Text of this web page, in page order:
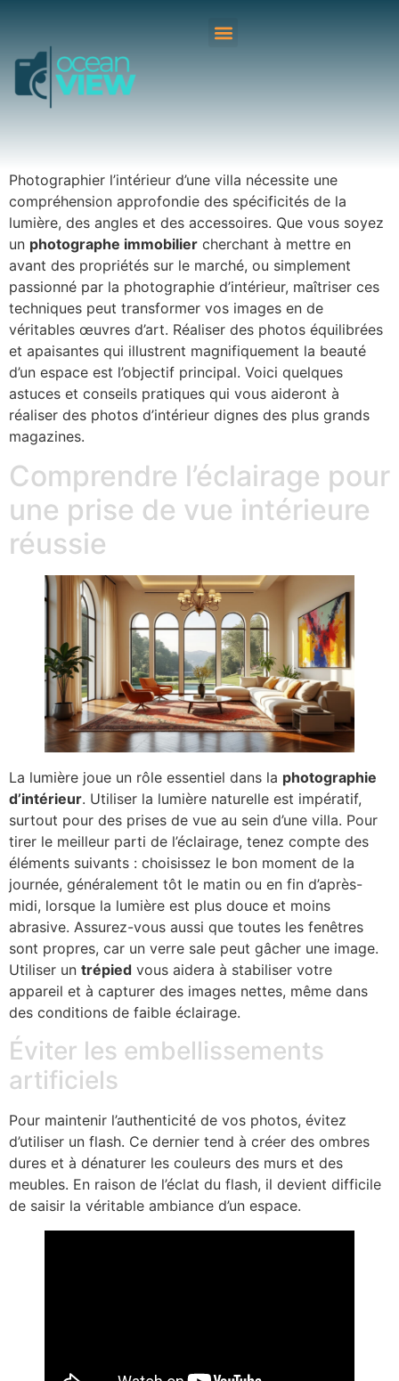
Photographier l’intérieur d’une villa nécessite une
compréhension approfondie des spécificités de la
lumière, des angles et des accessoires. Que vous soyez
un photographe immobilier cherchant à mettre en
avant des propriétés sur le marché, ou simplement
passionné par la photographie d’intérieur, maîtriser ces
techniques peut transformer vos images en de
véritables œuvres d’art. Réaliser des photos équilibrées
et apaisantes qui illustrent magnifiquement la beauté
d’un espace est l’objectif principal. Voici quelques
astuces et conseils pratiques qui vous aideront à
réaliser des photos d’intérieur dignes des plus grands
magazines.
Comprendre l’éclairage pour
une prise de vue intérieure
réussie
La lumière joue un rôle essentiel dans la photographie
d’intérieur. Utiliser la lumière naturelle est impératif,
surtout pour des prises de vue au sein d’une villa. Pour
tirer le meilleur parti de l’éclairage, tenez compte des
éléments suivants : choisissez le bon moment de la
journée, généralement tôt le matin ou en fin d’après-
midi, lorsque la lumière est plus douce et moins
abrasive. Assurez-vous aussi que toutes les fenêtres
sont propres, car un verre sale peut gâcher une image.
Utiliser un trépied vous aidera à stabiliser votre
appareil et à capturer des images nettes, même dans
des conditions de faible éclairage.
Éviter les embellissements
artificiels
Pour maintenir l’authenticité de vos photos, évitez
d’utiliser un flash. Ce dernier tend à créer des ombres
dures et à dénaturer les couleurs des murs et des
meubles. En raison de l’éclat du flash, il devient difficile
de saisir la véritable ambiance d’un espace.